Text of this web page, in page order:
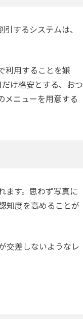
するシステムは、
利用することを嫌
け格安とする、おつ
メニューを用意する
ます。思わず写真に
知度を高めることが
交差しないようなレ